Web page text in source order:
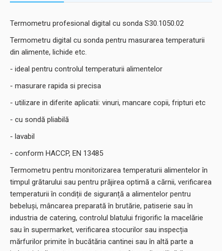
Termometru profesional digital cu sonda S30.1050.02
Termometru digital cu sonda pentru masurarea temperaturii
din alimente, lichide etc.
- ideal pentru controlul temperaturii alimentelor
- masurare rapida si precisa
- utilizare in diferite aplicatii: vinuri, mancare copii, fripturi etc
- cu sondă pliabilă
- lavabil
- conform HACCP, EN 13485
Termometru pentru monitorizarea temperaturii alimentelor în
timpul grătarului sau pentru prăjirea optimă a cărnii, verificarea
temperaturii în condiții de siguranță a alimentelor pentru
bebeluși, mâncarea preparată în brutărie, patiserie sau în
industria de catering, controlul blatului frigorific la macelărie
sau în supermarket, verificarea stocurilor sau inspecția
mărfurilor primite în bucătăria cantinei sau în altă parte a